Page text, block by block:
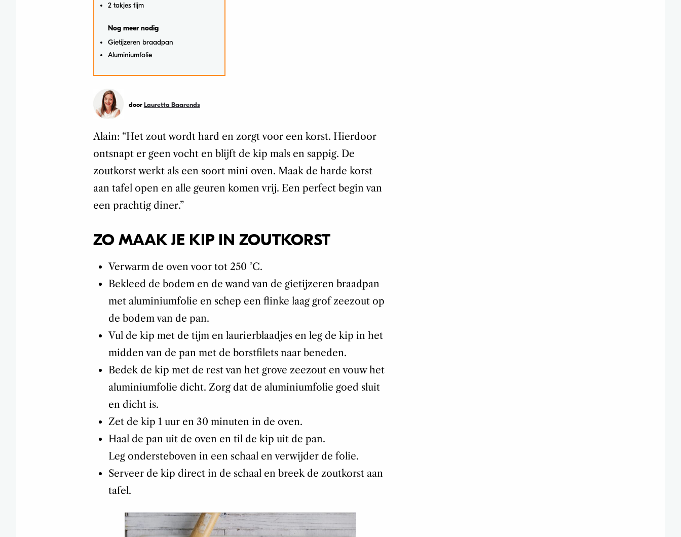
2 takjes tijm
Nog meer nodig
Gietijzeren braadpan
Aluminiumfolie
door Lauretta Baarends
Alain: “Het zout wordt hard en zorgt voor een korst. Hierdoor
ontsnapt er geen vocht en blijft de kip mals en sappig. De
zoutkorst werkt als een soort mini oven. Maak de harde korst
aan tafel open en alle geuren komen vrij. Een perfect begin van
een prachtig diner.”
ZO MAAK JE KIP IN ZOUTKORST
Verwarm de oven voor tot 250 °C.
Bekleed de bodem en de wand van de gietijzeren braadpan
met aluminiumfolie en schep een flinke laag grof zeezout op
de bodem van de pan.
Vul de kip met de tijm en laurierblaadjes en leg de kip in het
midden van de pan met de borstfilets naar beneden.
Bedek de kip met de rest van het grove zeezout en vouw het
aluminiumfolie dicht. Zorg dat de aluminiumfolie goed sluit
en dicht is.
Zet de kip 1 uur en 30 minuten in de oven.
Haal de pan uit de oven en til de kip uit de pan.
Leg ondersteboven in een schaal en verwijder de folie.
Serveer de kip direct in de schaal en breek de zoutkorst aan
tafel.